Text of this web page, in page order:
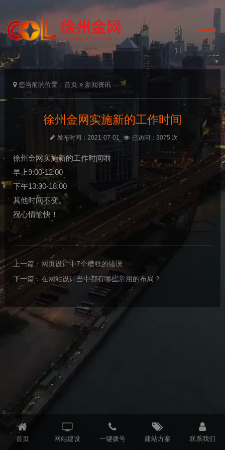
您当前的位置：首页 新闻资讯
徐州金网实施新的工作时间
发布时间：2021-07-01 已访问：3075 次
徐州金网实施新的工作时间啦
早上9:00-12:00
下午13:30-18:00
其他时间不变。
祝心情愉快！
上一篇： 网页设计中7个糟糕的错误
下一篇：在网站设计当中都有哪些常用的布局？
首页 网站建设 一键拨号 建站方案 联系我们